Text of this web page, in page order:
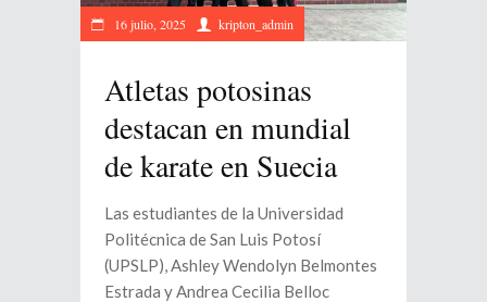
16 julio, 2025 kripton_admin
Atletas potosinas
destacan en mundial
de karate en Suecia
Las estudiantes de la Universidad
Politécnica de San Luis Potosí
(UPSLP), Ashley Wendolyn Belmontes
Estrada y Andrea Cecilia Belloc